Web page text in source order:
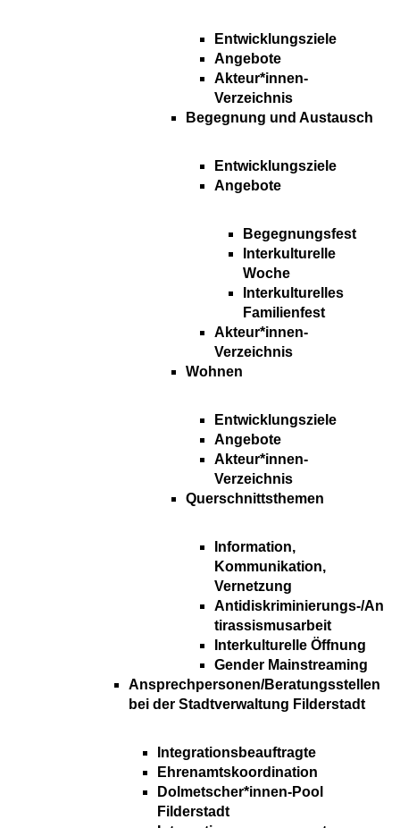
Entwicklungsziele
Angebote
Akteur*innen-
Verzeichnis
Begegnung und Austausch
Entwicklungsziele
Angebote
Begegnungsfest
Interkulturelle
Woche
Interkulturelles
Familienfest
Akteur*innen-
Verzeichnis
Wohnen
Entwicklungsziele
Angebote
Akteur*innen-
Verzeichnis
Querschnittsthemen
Information,
Kommunikation,
Vernetzung
Antidiskriminierungs-/An
tirassismusarbeit
Interkulturelle Öffnung
Gender Mainstreaming
Ansprechpersonen/Beratungsstellen
bei der Stadtverwaltung Filderstadt
Integrationsbeauftragte
Ehrenamtskoordination
Dolmetscher*innen-Pool
Filderstadt